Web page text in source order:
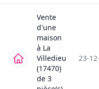
Vente
d'une
maison
à La
Villedieu
(17470)
de 3
23-